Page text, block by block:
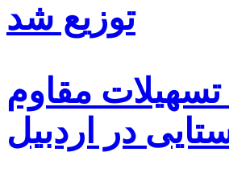
توزیع شد
تومان تسهیلات مقاوم
در اردبیل